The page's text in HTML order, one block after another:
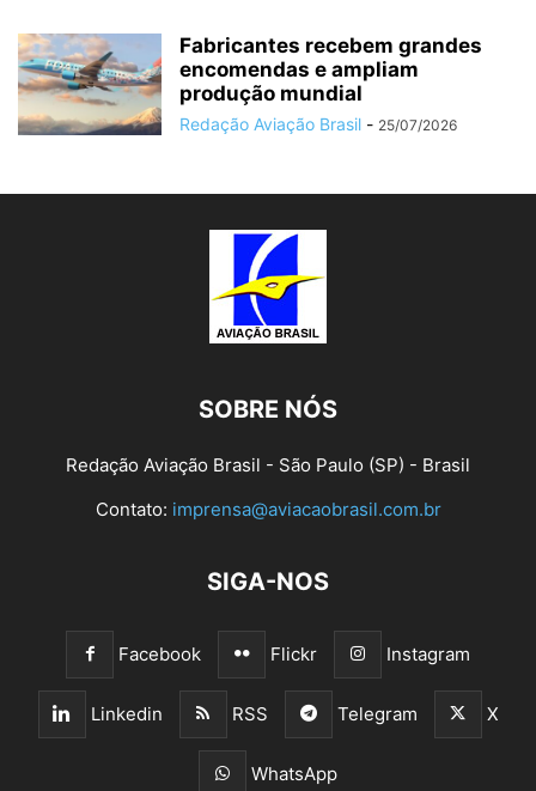
Fabricantes recebem grandes
encomendas e ampliam
produção mundial
Redação Aviação Brasil - 25/07/2026
SOBRE NÓS
Redação Aviação Brasil - São Paulo (SP) - Brasil
Contato: imprensa@aviacaobrasil.com.br
SIGA-NOS
Facebook Flickr Instagram
Linkedin RSS Telegram X
WhatsApp